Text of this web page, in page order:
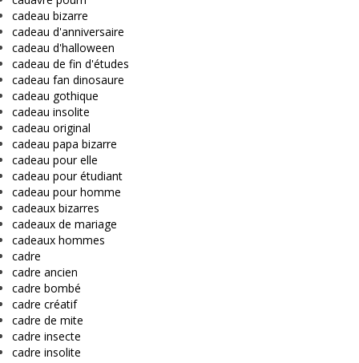
cadeau bizarre
cadeau d'anniversaire
cadeau d'halloween
cadeau de fin d'études
cadeau fan dinosaure
cadeau gothique
cadeau insolite
cadeau original
cadeau papa bizarre
cadeau pour elle
cadeau pour étudiant
cadeau pour homme
cadeaux bizarres
cadeaux de mariage
cadeaux hommes
cadre
cadre ancien
cadre bombé
cadre créatif
cadre de mite
cadre insecte
cadre insolite